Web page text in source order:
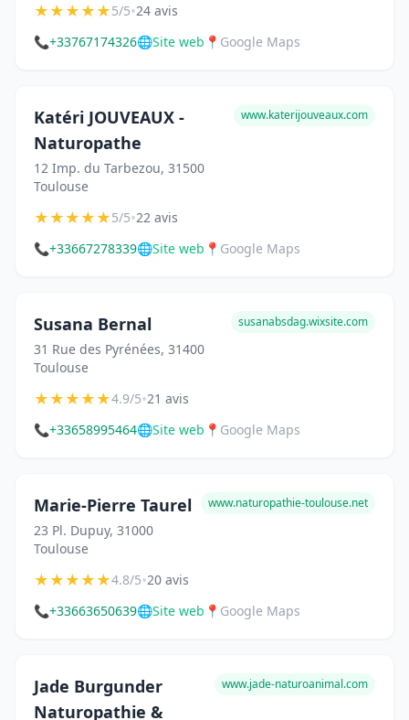
★★★★★5/5•24 avis
📞+33767174326🌐Site web 📍 Google Maps
Katéri JOUVEAUX -
Naturopathe
12 Imp. du Tarbezou, 31500
Toulouse
www.katerijouveaux.com
★★★★★5/5•22 avis
📞+33667278339🌐Site web 📍 Google Maps
Susana Bernal
31 Rue des Pyrénées, 31400
Toulouse
susanabsdag.wixsite.com
★★★★★4.9/5•21 avis
📞+33658995464🌐Site web 📍 Google Maps
Marie-Pierre Taurel
23 Pl. Dupuy, 31000
Toulouse
www.naturopathie-toulouse.net
★★★★★4.8/5•20 avis
📞+33663650639🌐Site web 📍 Google Maps
Jade Burgunder
Naturopathie &
www.jade-naturoanimal.com